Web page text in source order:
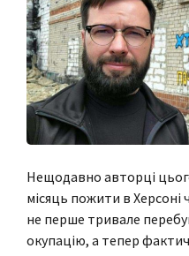
Нещодавно авторці
місяць пожити в Херсоні
не перше тривале
окупацію, а тепер